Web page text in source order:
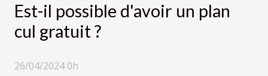
Est-il possible d'avoir un plan
cul gratuit ?
26/04/2024 0h